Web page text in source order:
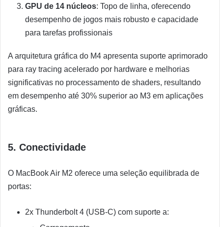
GPU de 14 núcleos: Topo de linha, oferecendo
desempenho de jogos mais robusto e capacidade
para tarefas profissionais
A arquitetura gráfica do M4 apresenta suporte aprimorado
para ray tracing acelerado por hardware e melhorias
significativas no processamento de shaders, resultando
em desempenho até 30% superior ao M3 em aplicações
gráficas.
5. Conectividade
O MacBook Air M2 oferece uma seleção equilibrada de
portas:
2x Thunderbolt 4 (USB-C) com suporte a: